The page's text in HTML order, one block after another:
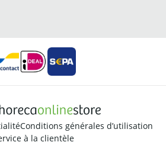
Conditions générales d’utilisation
à la clientèle